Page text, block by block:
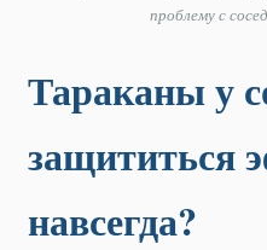
проблему с
Тараканы у
защититься
навсегда?